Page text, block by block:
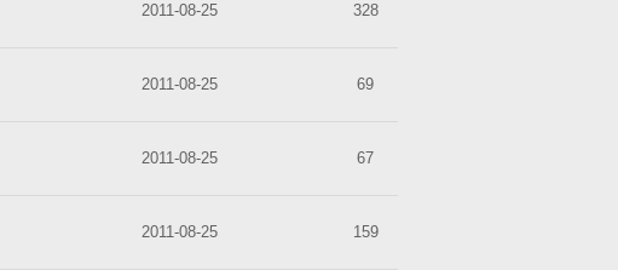
2011-08-25 328
2011-08-25 69
2011-08-25 67
2011-08-25 159